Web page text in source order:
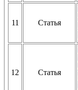
11 Статья
12 Статья